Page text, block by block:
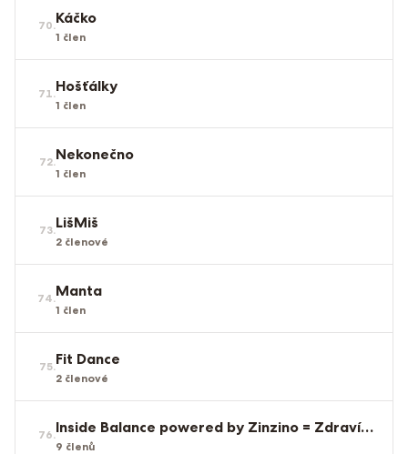
70.Káčko
1 člen
71.Hošťálky
1 člen
72.Nekonečno
1 člen
73.LišMiš
2 členové
74.Manta
1 člen
75.Fit Dance
2 členové
76. Inside Balance powered by Zinzino = Zdraví zevnitř
9 členů